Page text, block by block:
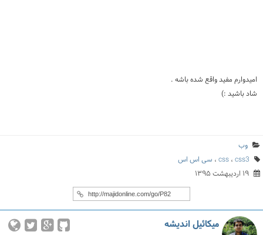
امیدوارم مفید واقع شده باشه .
شاد باشید :)
وب
css ، css3 ، سی اس اس
۱۹ اردیبهشت ۱۳۹۵
میکائیل اندیشه